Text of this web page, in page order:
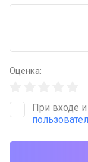
Оценка:
При входе